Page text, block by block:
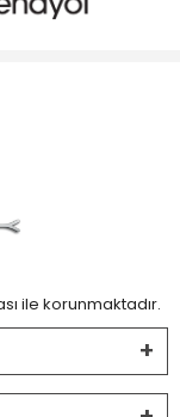
ile korunmaktadır.